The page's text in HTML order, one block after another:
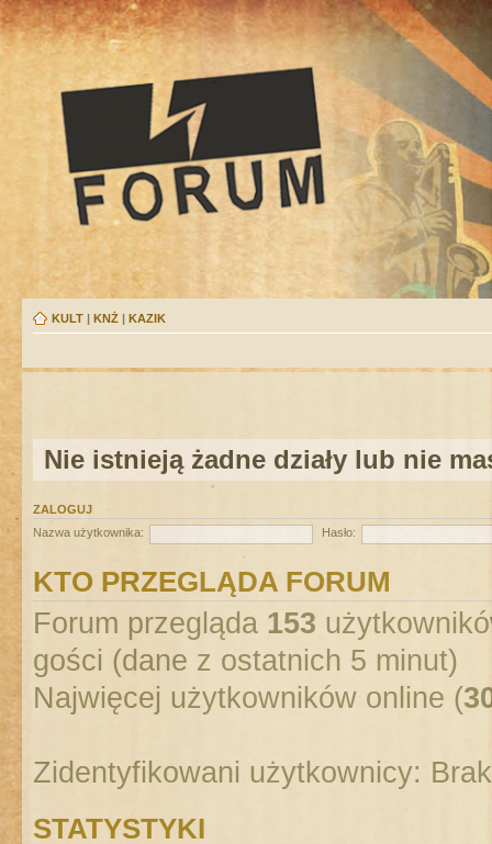
KULT | KNŻ | KAZIK
Nie istnieją żadne działy lub nie
ZALOGUJ
Nazwa użytkownika:
Hasło:
KTO PRZEGLĄDA FORUM
Forum przegląda 153
gości (dane z ostatnich 5 minut)
Najwięcej użytkowników online (
Zidentyfikowani użytkownicy:
STATYSTYKI